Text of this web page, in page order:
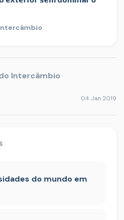
Intercâmbio
04 Jan 2019
do mundo em